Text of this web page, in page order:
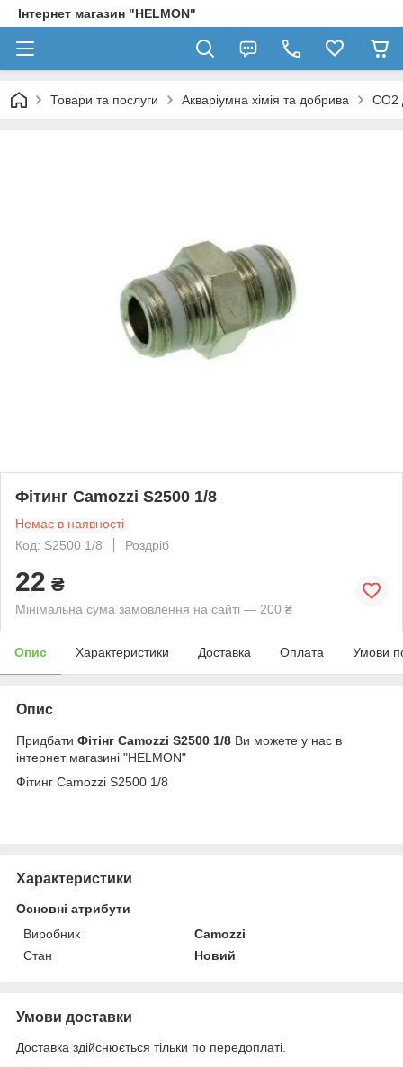
Інтернет магазин "HELMON"
Товари та послуги Акваріумна хімія та добрива CO2
Фітинг Camozzi S2500 1/8
Немає в наявності
Код: S2500 1/8
Роздріб
22 ₴
Мінімальна сума замовлення на сайті — 200 ₴
Опис Характеристики Доставка Оплата Умови
Опис
Придбати Фітінг Camozzi S2500 1/8 Ви можете у нас в
інтернет магазині "HELMON"
Фітинг Camozzi S2500 1/8
Характеристики
Основні атрибути
Виробник
Camozzi
Стан
Новий
Умови доставки
Доставка здійснюється тільки по передоплаті.